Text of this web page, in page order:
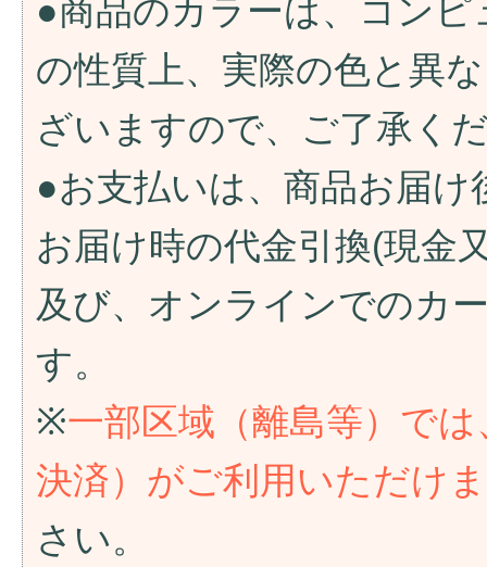
●商品のカラーは、コン
の性質上、実際の色と異
ざいますので、ご了承く
●お支払いは、商品お届け
お届け時の代金引換(現金
及び、オンラインでのカ
す。
※一部区域（離島等）で
決済）がご利用いただけ
さい。